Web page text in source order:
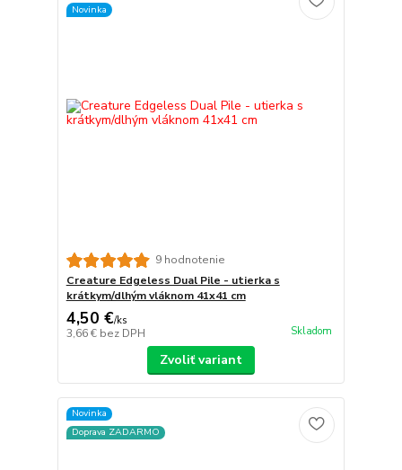
Novinka
9 hodnotenie
Creature Edgeless Dual Pile - utierka s
krátkym/dlhým vláknom 41x41 cm
4,50 €/ks
3,66 € bez DPH Skladom
Zvoliť variant
Novinka
Doprava ZADARMO